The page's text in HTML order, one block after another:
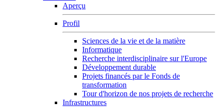
Aperçu
Profil
Sciences de la vie et de la matière
Informatique
Recherche interdisciplinaire sur l'Europe
Développement durable
Projets financés par le Fonds de
transformation
Tour d'horizon de nos projets de recherche
Infrastructures